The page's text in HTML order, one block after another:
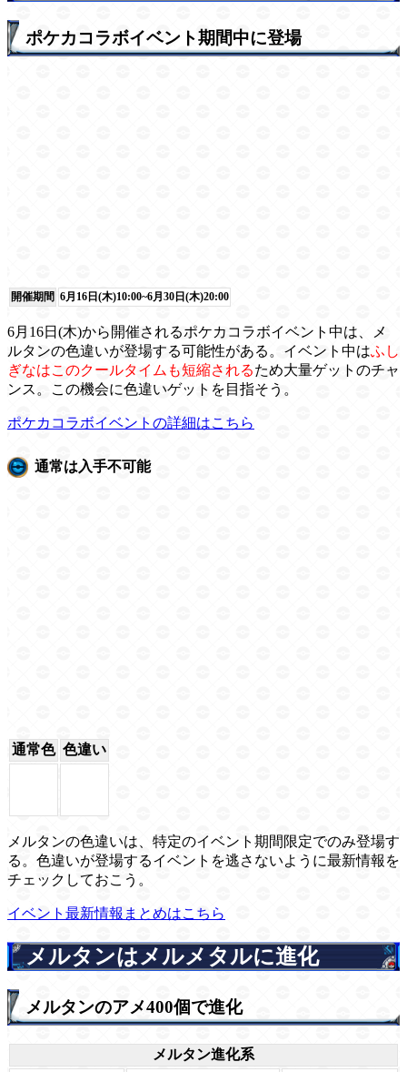
ポケカコラボイベント期間中に登場
開催期間 6月16日(木)10:00~6月30日(木)20:00
6月16日(木)から開催されるポケカコラボイベント中は、メ
ルタンの色違いが登場する可能性がある。イベント中はふし
ぎなはこのクールタイムも短縮されるため大量ゲットのチャ
ンス。この機会に色違いゲットを目指そう。
ポケカコラボイベントの詳細はこちら
通常は入手不可能
通常色 色違い
メルタンの色違いは、特定のイベント期間限定でのみ登場す
る。色違いが登場するイベントを逃さないように最新情報を
チェックしておこう。
イベント最新情報まとめはこちら
メルタンはメルメタルに進化
メルタンのアメ400個で進化
メルタン進化系